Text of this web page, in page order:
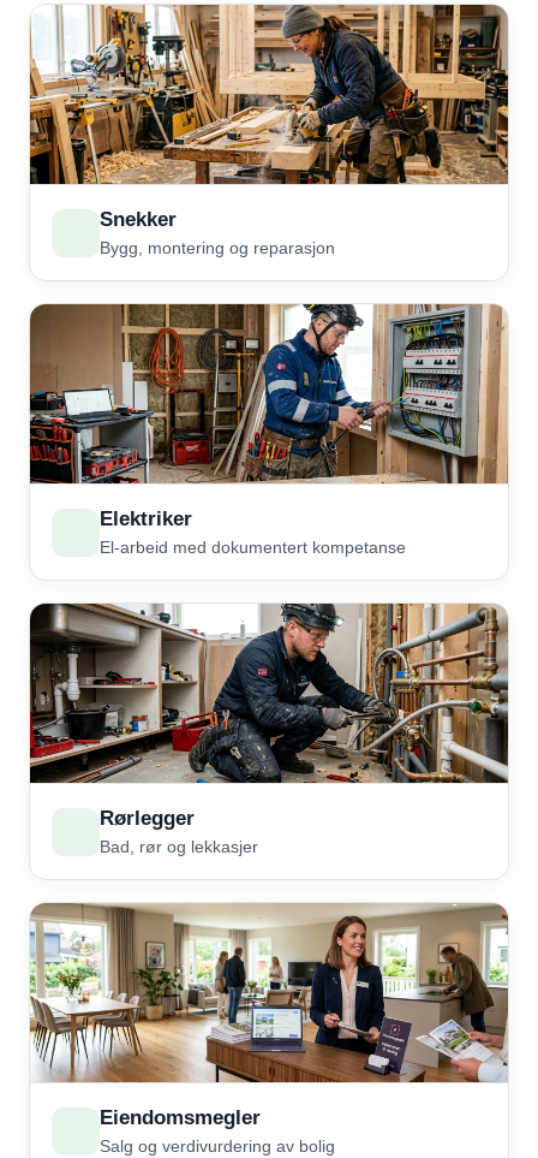
Snekker
Bygg, montering og reparasjon
Elektriker
El-arbeid med dokumentert kompetanse
Rørlegger
Bad, rør og lekkasjer
Eiendomsmegler
Salg og verdivurdering av bolig